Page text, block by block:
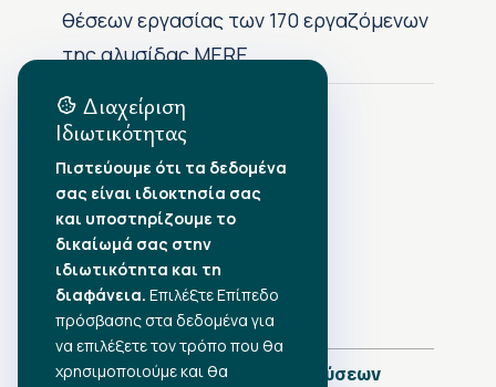
θέσεων εργασίας των 170 εργαζόμενων
της αλυσίδας MERE
Αρχείο Δημοσιεύσεων
•Αύγουστος 2026
•Ιούλιος 2026
•Ιούνιος 2026
•Μάιος 2026
•Απρίλιος 2026
•Μάρτιος 2026
Πλήρες Ημερολόγιο Δημοσιεύσεων
Διαχείριση
Ιδιωτικότητας
Πιστεύουμε ότι τα δεδομένα
σας είναι ιδιοκτησία σας
και υποστηρίζουμε το
δικαίωμά σας στην
ιδιωτικότητα και τη
διαφάνεια. Επιλέξτε Επίπεδο
πρόσβασης στα δεδομένα για
να επιλέξετε τον τρόπο που θα
χρησιμοποιούμε και θα